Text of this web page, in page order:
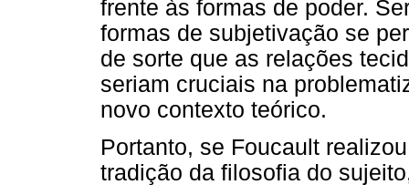
frente às formas de poder.
formas de subjetivação se
de sorte que as relações
seriam cruciais na
novo contexto teórico.
Portanto, se Foucault
tradição da filosofia do